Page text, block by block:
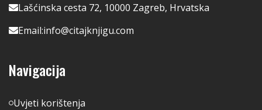
Lašćinska cesta 72, 10000 Zagreb, Hrvatska
Email:info@citajknjigu.com
Navigacija
Uvjeti korištenja